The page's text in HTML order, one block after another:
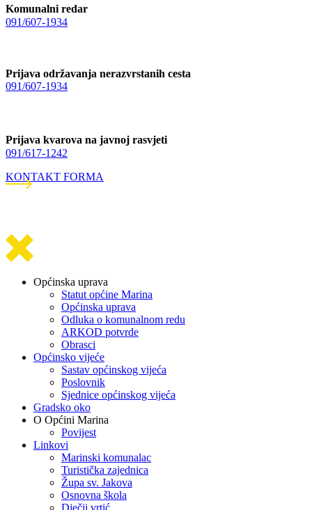
Komunalni redar
091/607-1934
Prijava održavanja nerazvrstanih cesta
091/607-1934
Prijava kvarova na javnoj rasvjeti
091/617-1242
KONTAKT FORMA
Općinska uprava
Statut općine Marina
Općinska uprava
Odluka o komunalnom redu
ARKOD potvrde
Obrasci
Općinsko vijeće
Sastav općinskog vijeća
Poslovnik
Sjednice općinskog vijeća
Gradsko oko
O Općini Marina
Povijest
Linkovi
Marinski komunalac
Turistička zajednica
Župa sv. Jakova
Osnovna škola